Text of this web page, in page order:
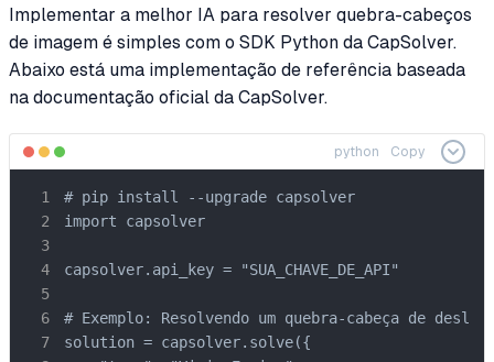
Implementar a melhor IA para resolver quebra-cabeços
de imagem é simples com o SDK Python da CapSolver.
Abaixo está uma implementação de referência baseada
na documentação oficial da CapSolver.
python Copy
# pip install --upgrade capsolver
import capsolver
capsolver.api_key = "SUA_CHAVE_DE_API"
# Exemplo: Resolvendo um quebra-cabeça de
solution = capsolver.solve({